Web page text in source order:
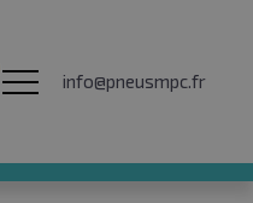
info@pneusmpc.fr